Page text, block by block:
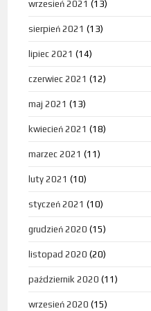
wrzesień 2021 (13)
sierpień 2021 (13)
lipiec 2021 (14)
czerwiec 2021 (12)
maj 2021 (13)
kwiecień 2021 (18)
marzec 2021 (11)
luty 2021 (10)
styczeń 2021 (10)
grudzień 2020 (15)
listopad 2020 (20)
październik 2020 (11)
wrzesień 2020 (15)